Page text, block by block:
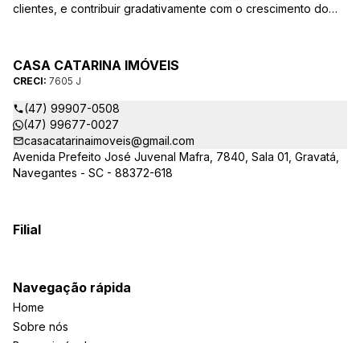
clientes, e contribuir gradativamente com o crescimento do
CASA CATARINA IMÓVEIS
CRECI: 7605 J
(47) 99907-0508
(47) 99677-0027
casacatarinaimoveis@gmail.com
Avenida Prefeito José Juvenal Mafra, 7840, Sala 01, Gravatá,
Navegantes - SC - 88372-618
Filial
Navegação rápida
Home
Sobre nós